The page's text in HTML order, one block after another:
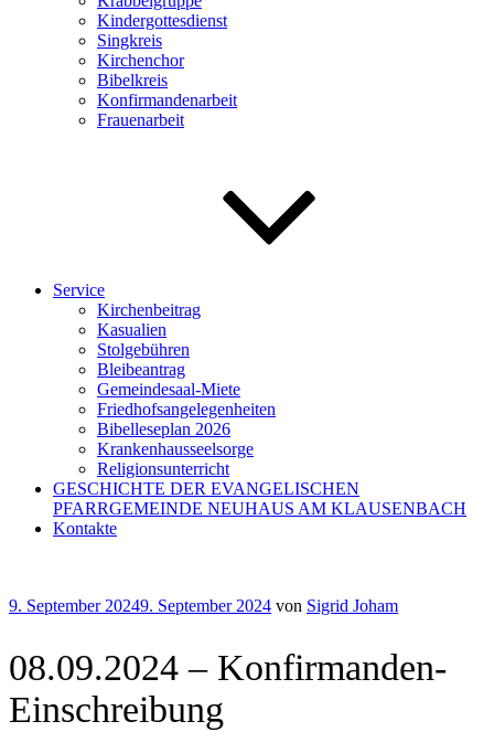
Kindergottesdienst
Singkreis
Kirchenchor
Bibelkreis
Konfirmandenarbeit
Frauenarbeit
Service
Kirchenbeitrag
Kasualien
Stolgebühren
Bleibeantrag
Gemeindesaal-Miete
Friedhofsangelegenheiten
Bibelleseplan 2026
Krankenhausseelsorge
Religionsunterricht
GESCHICHTE DER EVANGELISCHEN
PFARRGEMEINDE NEUHAUS AM KLAUSENBACH
Kontakte
Veröffentlicht
9. September 20249. September 2024 von Sigrid Joham
08.09.2024 – Konfirmanden-
Einschreibung